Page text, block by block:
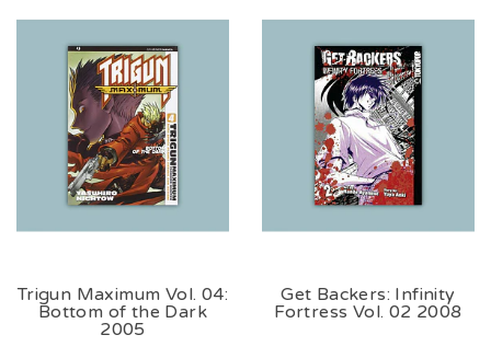
Trigun Maximum Vol. 04:
Bottom of the Dark
2005
Get Backers: Infinity
Fortress Vol. 02 2008